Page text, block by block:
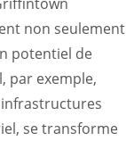
non seulement
potentiel de
par exemple,
se transforme